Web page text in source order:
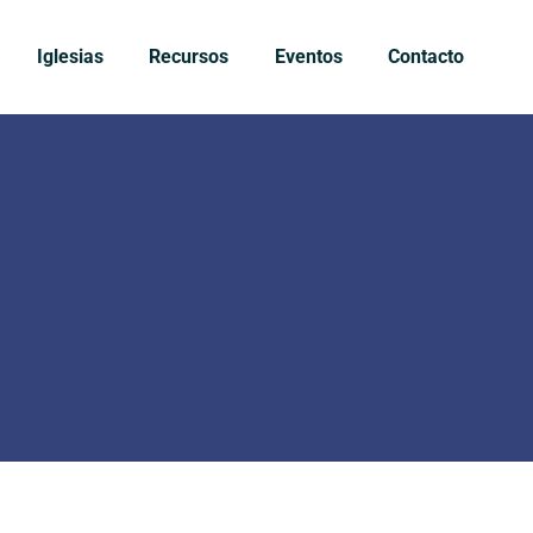
Iglesias Recursos Eventos Contacto